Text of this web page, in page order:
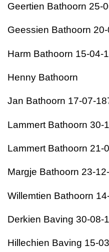
Geertien Bathoorn 25-
Geessien Bathoorn
Harm Bathoorn 15-04-
Henny Bathoorn
Jan Bathoorn 17-07-
Lammert Bathoorn 30-
Lammert Bathoorn 21-
Margje Bathoorn 23-
Willemtien Bathoorn
Derkien Baving 30-08-
Hillechien Baving 15-